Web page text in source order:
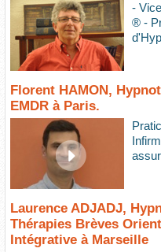
-
® -
Florent HAMON,
EMDR à Paris.
Laurence ADJADJ,
Thérapies Brèves
Intégrative à Marseille